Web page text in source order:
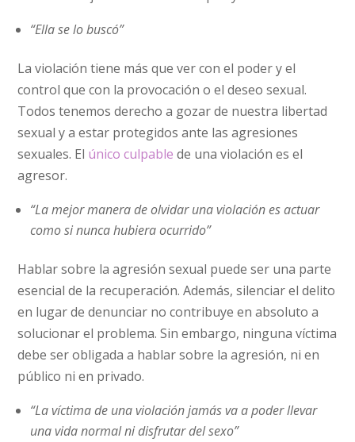
“Ella se lo buscó”
La violación tiene más que ver con el poder y el
control que con la provocación o el deseo sexual.
Todos tenemos derecho a gozar de nuestra libertad
sexual y a estar protegidos ante las agresiones
sexuales. El único culpable de una violación es el
agresor.
“La mejor manera de olvidar una violación es actuar
como si nunca hubiera ocurrido”
Hablar sobre la agresión sexual puede ser una parte
esencial de la recuperación. Además, silenciar el delito
en lugar de denunciar no contribuye en absoluto a
solucionar el problema. Sin embargo, ninguna víctima
debe ser obligada a hablar sobre la agresión, ni en
público ni en privado.
“La víctima de una violación jamás va a poder llevar
una vida normal ni disfrutar del sexo”